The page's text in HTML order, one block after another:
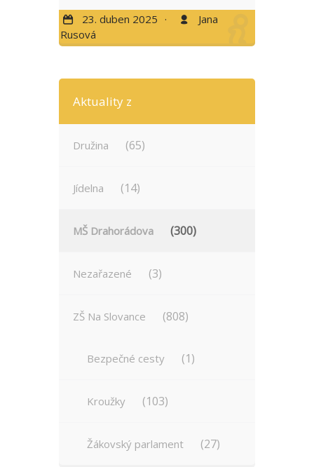
23. duben 2025 ·
Jana
Rusová
Aktuality z
Družina (65)
Jídelna (14)
MŠ Drahorádova (300)
Nezařazené (3)
ZŠ Na Slovance (808)
Bezpečné cesty (1)
Kroužky (103)
Žákovský parlament (27)